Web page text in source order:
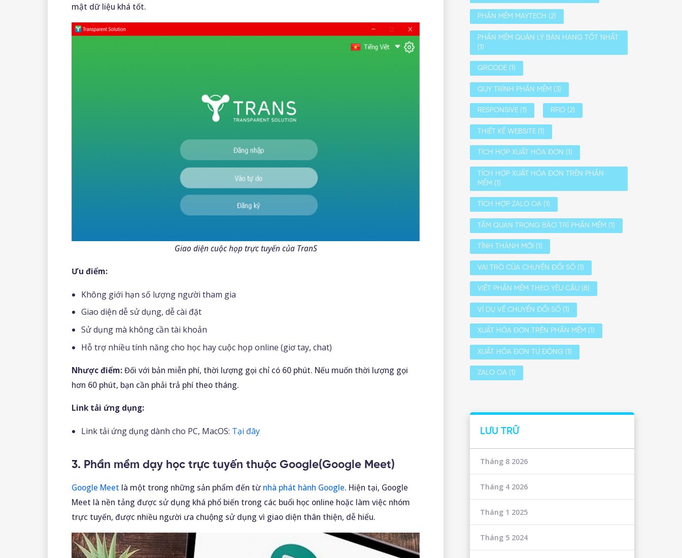
mật dữ liệu khá tốt.
Giao diện cuộc họp trực tuyến của TranS
Ưu điểm:
Không giới hạn số lượng người tham gia
Giao diện dễ sử dụng, dễ cài đặt
Sử dụng mà không cần tài khoản
Hỗ trợ nhiều tính năng cho học hay cuộc họp online (giơ tay, chat)
Nhược điểm:Đối với bản miễn phí, thời lượng gọi chỉ có 60 phút. Nếu muốn thời lượng gọi
hơn 60 phút, bạn cần phải trả phí theo tháng.
Link tải ứng dụng:
Link tải ứng dụng dành cho PC, MacOS: Tại đây
3. Phần mềm dạy học trực tuyến thuộc Google(Google Meet)
Google Meet là một trong những sản phẩm đến từ nhà phát hành Google. Hiện tại, Google
Meet là nền tảng được sử dụng khá phổ biến trong các buổi học online hoặc làm việc nhóm
trực tuyến, được nhiều người ưa chuộng sử dụng vì giao diện thân thiện, dễ hiểu.
PHẦN MỀM MAYTECH (2)
PHẦN MỀM QUẢN LÝ BÁN HANG TỐT NHẤT
(1)
QRCODE (1)
QUY TRÌNH PHẦN MỀM (3)
RESPONSIVE (1) RFID(2)
THIẾT KẾ WEBSITE (1)
TÍCH HỢP XUẤT HÓA ĐƠN (1)
TÍCH HỢP XUẤT HÓA ĐƠN TRÊN PHẦN
MỀM (1)
TÍCH HỢP ZALO OA (1)
TẦM QUAN TRỌNG BẢO TRÌ PHẦN MỀM (1)
TỈNH THÀNH MỚI (1)
VAI TRÒ CỦA CHUYỂN ĐỔI SỐ (1)
VIẾT PHẦN MỀM THEO YÊU CẦU (8)
VÍ DỤ VỀ CHUYỂN ĐỔI SỐ (1)
XUẤT HÓA ĐƠN TRÊN PHẦN MỀM (1)
XUẤT HÓA ĐƠN TỰ ĐỘNG (1)
ZALO OA (1)
LƯU TRỮ
Tháng 8 2026
Tháng 4 2026
Tháng 1 2025
Tháng 5 2024